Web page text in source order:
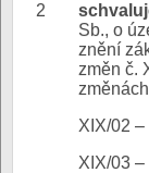
2
Sb., o
znění
změn č.
XIX/02
XIX/03